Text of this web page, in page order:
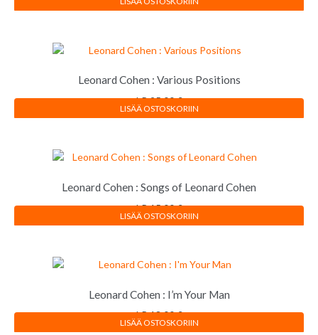
Leonard Cohen : Various Positions
LP25,00€
LISÄÄ OSTOSKORIIN
Leonard Cohen : Songs of Leonard Cohen
LP15,00€
LISÄÄ OSTOSKORIIN
Leonard Cohen : I’m Your Man
LP18,00€
LISÄÄ OSTOSKORIIN